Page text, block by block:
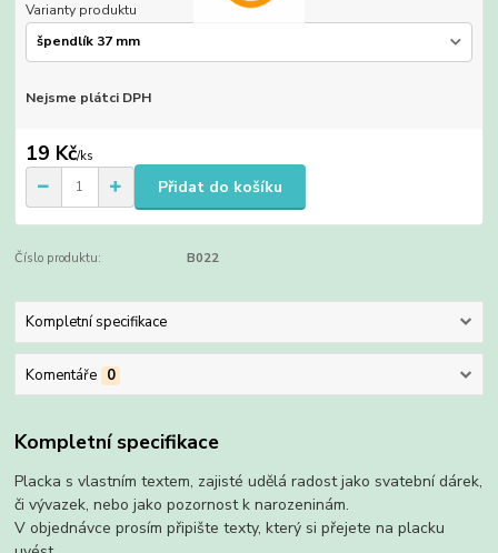
Varianty produktu
Nejsme plátci DPH
19 Kč/ks
Přidat do košíku
Číslo produktu: B022
Kompletní specifikace
Komentáře 0
Kompletní specifikace
Placka s vlastním textem, zajisté udělá radost jako svatební dárek,
či vývazek, nebo jako pozornost k narozeninám.
V objednávce prosím připište texty, který si přejete na placku